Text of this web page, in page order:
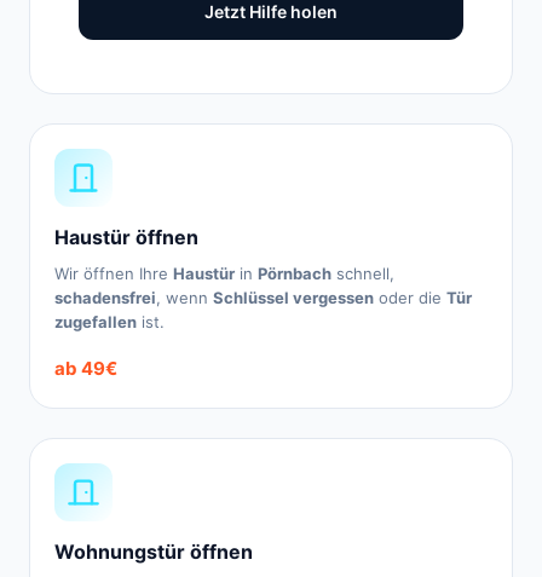
Jetzt Hilfe holen
Haustür öffnen
Wir öffnen Ihre Haustür in Pörnbach schnell,
schadensfrei, wenn Schlüssel vergessen oder die Tür
zugefallen ist.
ab 49€
Wohnungstür öffnen